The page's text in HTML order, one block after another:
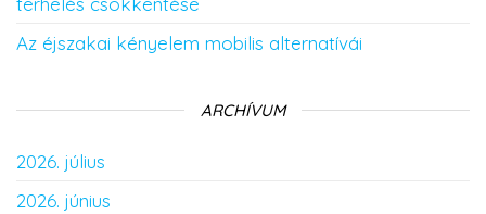
Az éjszakai kényelem mobilis alternatívái
ARCHÍVUM
2026. július
2026. június